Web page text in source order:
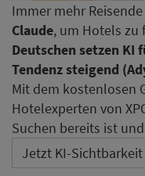
Immer mehr
Claude, um Hotels zu
Deutschen setzen KI
Tendenz steigend
Mit dem kostenlosen
Hotelexperten von
Suchen bereits ist
Jetzt KI-